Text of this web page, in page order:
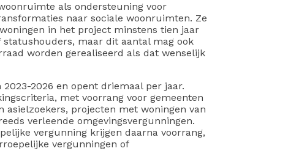
als ondersteuning voor
naar sociale woonruimten. Ze
in het project minstens tien jaar
maar dit aantal mag ook
worden gerealiseerd als dat wenselijk
2026 en opent driemaal per jaar.
met voorrang voor gemeenten
asielzoekers, projecten met woningen van
verleende omgevingsvergunningen.
vergunning krijgen daarna voorrang,
vergunningen of